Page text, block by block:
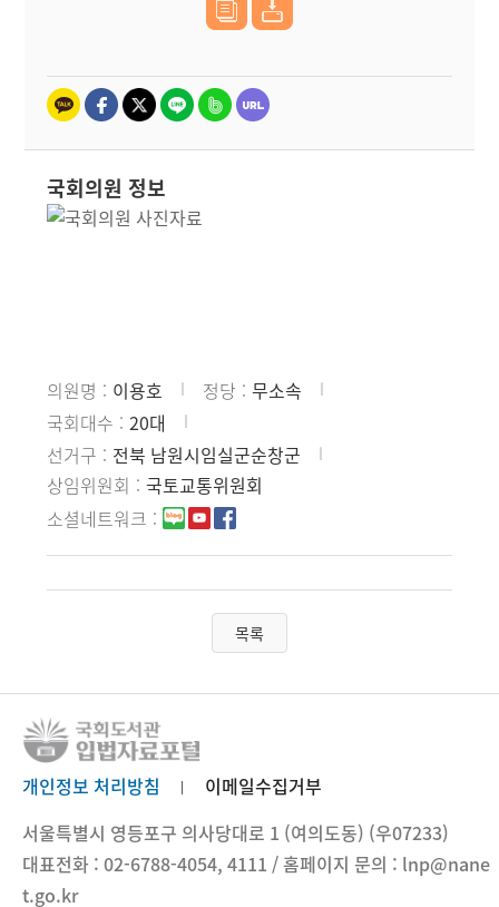
국회의원 정보
의원명 이용호 정당
무소속
국회대수
20대
선거구
전북 남원시임실군순창군
상임위원회
국토교통위원회
소셜네트워크
목록
개인정보 처리방침
이메일수집거부
서울특별시 영등포구 의사당대로 1 (여의도동) (우07233)
대표전화 : 02-6788-4054, 4111 / 홈페이지 문의 : lnp@nane
t.go.kr